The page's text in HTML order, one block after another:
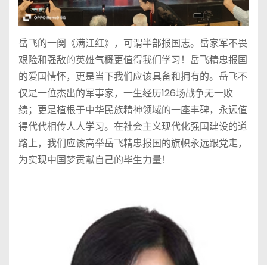
岳飞的一阕《满江红》，可谓半部报国志。岳家军不畏
艰险和强敌的英雄气概更值得我们学习！岳飞精忠报国
的爱国情怀，更是当下我们应该具备和拥有的。岳飞不
仅是一位杰出的军事家，一生经历126场战争无一败
绩；更是植根于中华民族精神领域的一座丰碑，永远值
得代代相传人人学习。在社会主义现代化强国建设的道
路上，我们应该高举岳飞精忠报国的旗帜永远跟党走，
为实现中国梦贡献自己的毕生力量！